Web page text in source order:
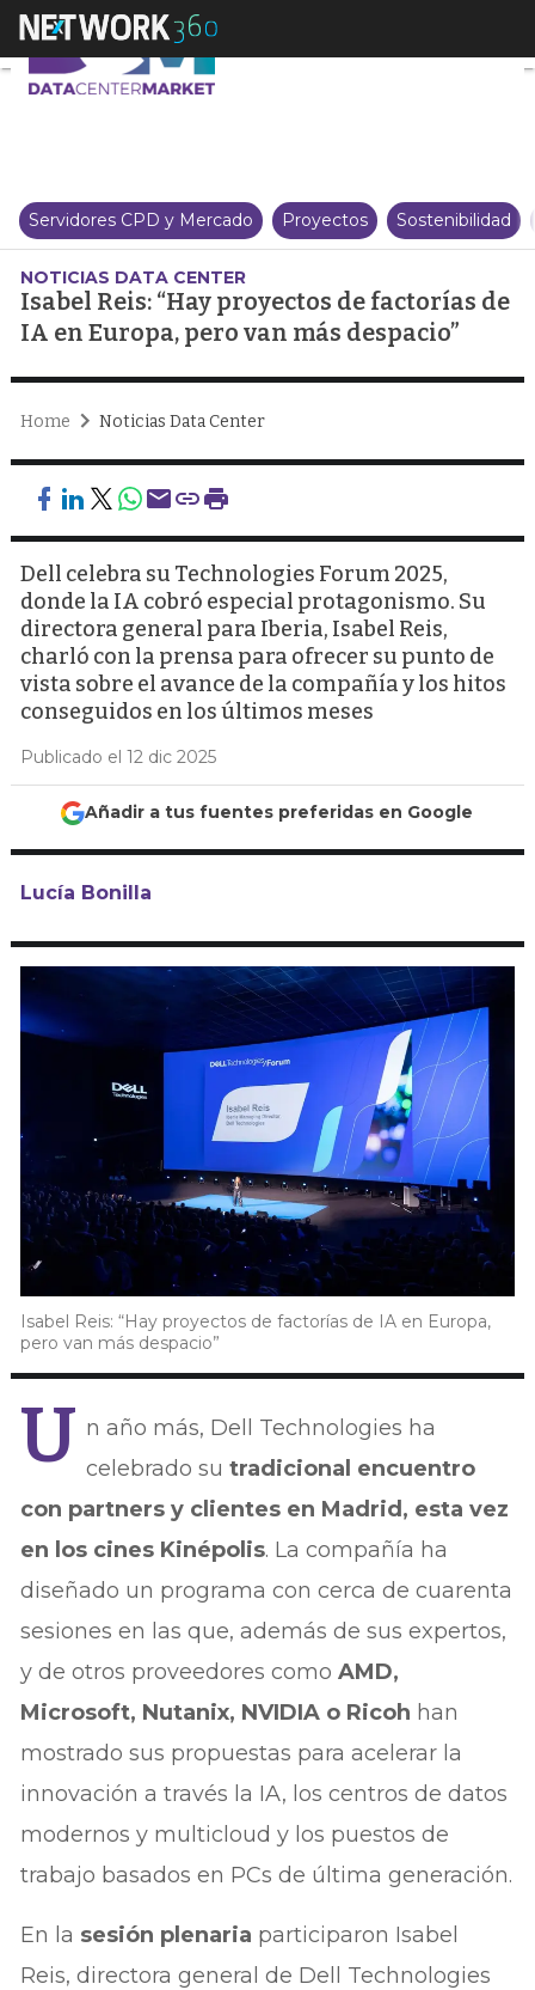
Isabel Reis: “Hay proyectos de
Servidores CPD y Mercado Proyectos Sostenibilidad
NOTICIAS DATA CENTER
Isabel Reis: “Hay proyectos de factorías de
IA en Europa, pero van más despacio”
Home Noticias Data Center
Dell celebra su Technologies Forum 2025,
donde la IA cobró especial protagonismo. Su
directora general para Iberia, Isabel Reis,
charló con la prensa para ofrecer su punto de
vista sobre el avance de la compañía y los hitos
conseguidos en los últimos meses
Publicado el 12 dic 2025
Añadir a tus fuentes preferidas en Google
Lucía Bonilla
Isabel Reis: “Hay proyectos de factorías de IA en Europa,
pero van más despacio”
U n año más, Dell Technologies ha
celebrado sutradicional encuentro
con partners y clientes en Madrid, esta vez
en los cines Kinépolis. La compañía ha
diseñado un programa con cerca de cuarenta
sesiones en las que, además de sus expertos,
y de otros proveedores comoAMD,
Microsoft, Nutanix, NVIDIA o Ricoh han
mostrado sus propuestas para acelerar la
innovación a través la IA, los centros de datos
modernos y multicloud y los puestos de
trabajo basados en PCs de última generación.
En la sesión plenaria participaron Isabel
Reis, directora general de Dell Technologies